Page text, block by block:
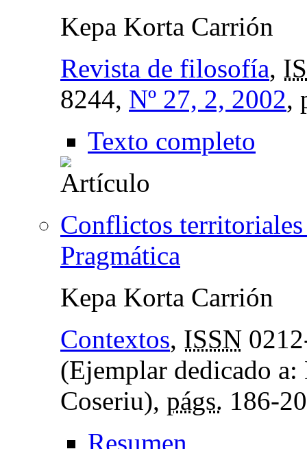
Kepa Korta Carrión
Revista de filosofía,
8244, Nº 27, 2, 2002,
Texto completo
Conflictos
Pragmática
Kepa Korta Carrión
Contextos, ISSN
(Ejemplar dedicado
Coseriu), págs. 186-
Resumen